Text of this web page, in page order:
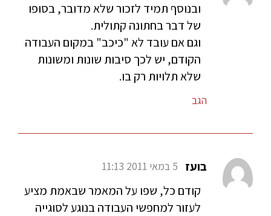
ובנוסף תמיד לזכור שלא מדובר, בסופו
של דבר בחתונה קתולית.
וגם אם עובד לא "כיכב" במקום העבודה
הקודם, יש לכך סיבות שונות ומשונות
שלא תלויות רק בו.
הגב
בועז 5 במאי 2011 11:13
קודם כל, שפו על המאמר שבאמת מציע
לעזור למחפשי העבודה בנוגע לסוגייה